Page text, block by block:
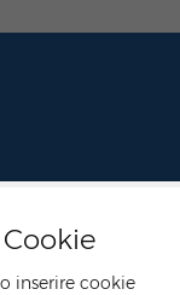
inserire cookie